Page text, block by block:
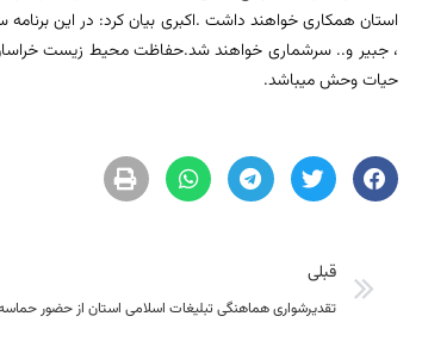
استان همکاری خواهند داشت .اکبری بیان کرد: در این
حیات وحش میباشد.
قبلی